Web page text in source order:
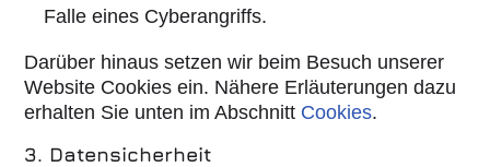
Falle eines Cyberangriffs.
Darüber hinaus setzen wir beim Besuch unserer
Website Cookies ein. Nähere Erläuterungen dazu
erhalten Sie unten im Abschnitt Cookies.
3. Datensicherheit